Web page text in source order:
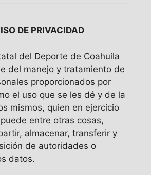
DE PRIVACIDAD
del Deporte de Coahuila
del manejo y tratamiento de
proporcionados por
el uso que se les dé y de la
mismos, quien en ejercicio
entre otras cosas,
almacenar, transferir y
de autoridades o
datos.